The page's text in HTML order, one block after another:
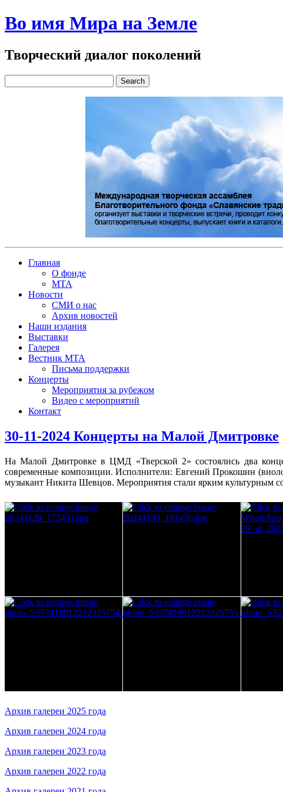
Во имя Мира на Земле
Творческий диалог поколений
Главная
О фонде
МТА
Новости
СМИ о нас
Архив новостей
Наши издания
Выставки
Галерея
Вестник МТА
Письма поддержки
Концерты
Мероприятия за рубежом
Видео с мероприятий
Контакт
30-11-2024 Концерты на Малой Дмитровке
На Малой Дмитровке в ЦМД «Тверской 2» состоялись два
современные композиции. Исполнители: Евгений Прокошин
музыкант Никита Шевцов. Мероприятия стали ярким культурным
Архив галереи 2025 года
Архив галереи 2024 года
Архив галереи 2023 года
Архив галереи 2022 года